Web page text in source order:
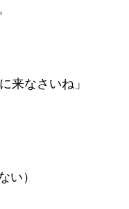
来なさいね」
い）